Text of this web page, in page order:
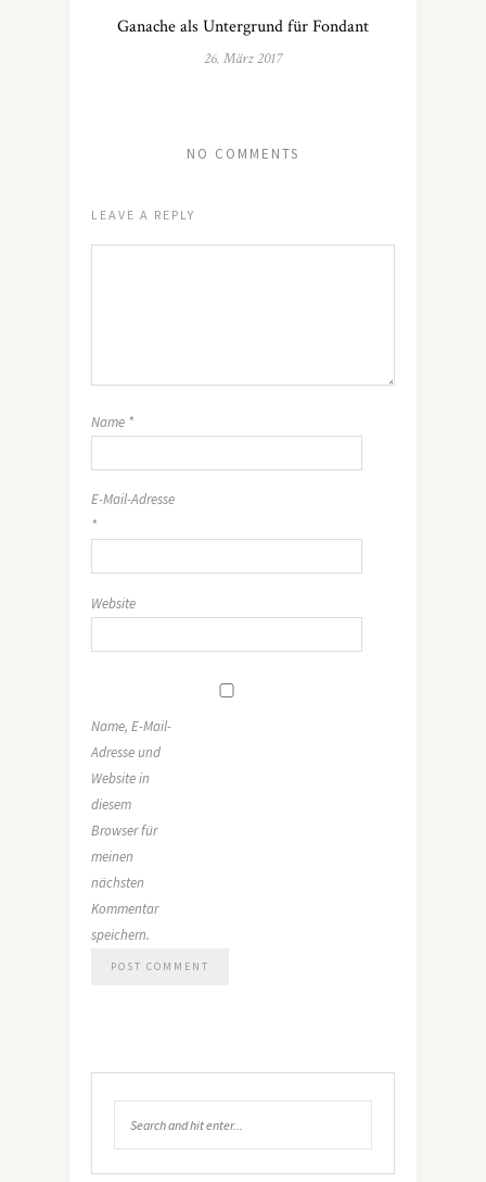
Ganache als Untergrund für Fondant
26. März 2017
NO COMMENTS
LEAVE A REPLY
Name *
E-Mail-Adresse
*
Website
Name, E-Mail-
Adresse und
Website in
diesem
Browser für
meinen
nächsten
Kommentar
speichern.